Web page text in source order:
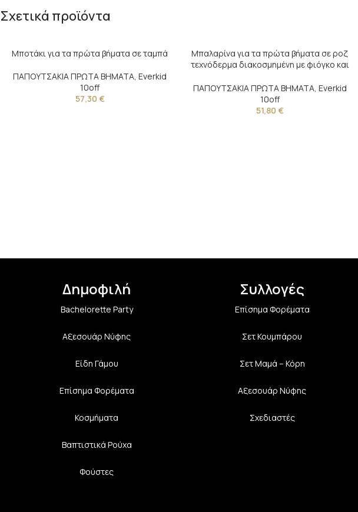
Σχετικά προϊόντα
Μποτάκι για τα πρώτα βήματα σε ταμπά
ΠΑΠΟΥΤΣΑΚΙΑ ΠΡΩΤΑ ΒΗΜΑΤΑ,Everkid
10off
57,30 €
Μπαλαρίνα για τα πρώτα βήματα σε ροζ
τεχνόδερμα διακοσμημένη με φιόγκο και
ΠΑΠΟΥΤΣΑΚΙΑ ΠΡΩΤΑ ΒΗΜΑΤΑ, Everkid
10off
51,80 €
Δημοφιλή
Bachelorette Party
Αξεσουάρ Νύφης
Είδη Γάμου
Επίσημα Φορέματα
Κοσμήματα
Βαπτιστικά Ρούχα
Φούστες
Συλλογές
Επίσημα Φορέματα
Σετ Κουμπάρου
Σετ Μαμά – Κόρη
Αξεσουάρ Νύφης
Σχεδιαστές